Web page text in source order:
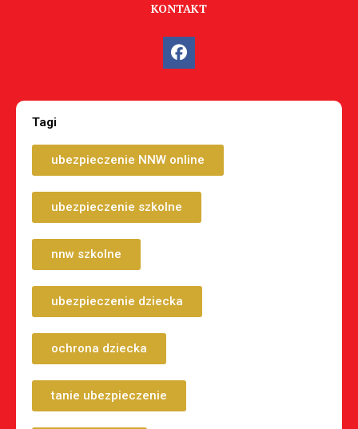
KONTAKT
Tagi
ubezpieczenie NNW online
ubezpieczenie szkolne
nnw szkolne
ubezpieczenie dziecka
ochrona dziecka
tanie ubezpieczenie